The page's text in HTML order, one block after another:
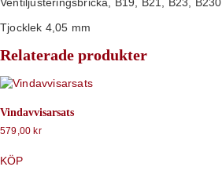
Tjocklek 4,05 mm
Relaterade produkter
Vindavvisarsats
579,00kr
KÖP